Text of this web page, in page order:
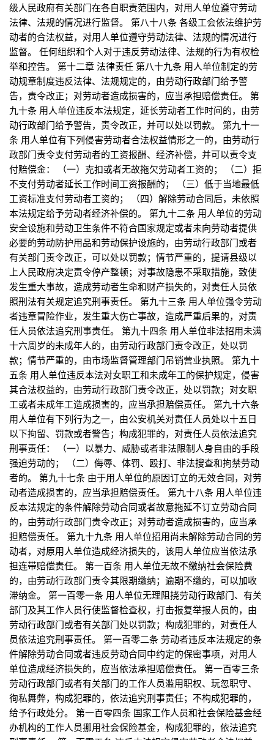
级人民政府有关部门在各自职责范围内，对用人单位遵守劳动
法律、法规的情况进行监督。 第八十八条 各级工会依法维护劳
动者的合法权益，对用人单位遵守劳动法律、法规的情况进行
监督。 任何组织和个人对于违反劳动法律、法规的行为有权检
举和控告。 第十二章 法律责任 第八十九条 用人单位制定的劳
动规章制度违反法律、法规规定的，由劳动行政部门给予警
告，责令改正；对劳动者造成损害的，应当承担赔偿责任。 第
九十条 用人单位违反本法规定，延长劳动者工作时间的，由劳
动行政部门给予警告，责令改正，并可以处以罚款。 第九十一
条 用人单位有下列侵害劳动者合法权益情形之一的，由劳动行
政部门责令支付劳动者的工资报酬、经济补偿，并可以责令支
付赔偿金： （一）克扣或者无故拖欠劳动者工资的； （二）拒
不支付劳动者延长工作时间工资报酬的； （三）低于当地最低
工资标准支付劳动者工资的； （四）解除劳动合同后，未依照
本法规定给予劳动者经济补偿的。 第九十二条 用人单位的劳动
安全设施和劳动卫生条件不符合国家规定或者未向劳动者提供
必要的劳动防护用品和劳动保护设施的，由劳动行政部门或者
有关部门责令改正，可以处以罚款；情节严重的，提请县级以
上人民政府决定责令停产整顿；对事故隐患不采取措施，致使
发生重大事故，造成劳动者生命和财产损失的，对责任人员依
照刑法有关规定追究刑事责任。 第九十三条 用人单位强令劳动
者违章冒险作业，发生重大伤亡事故，造成严重后果的，对责
任人员依法追究刑事责任。 第九十四条 用人单位非法招用未满
十六周岁的未成年人的，由劳动行政部门责令改正，处以罚
款；情节严重的，由市场监督管理部门吊销营业执照。 第九十
五条 用人单位违反本法对女职工和未成年工的保护规定，侵害
其合法权益的，由劳动行政部门责令改正，处以罚款；对女职
工或者未成年工造成损害的，应当承担赔偿责任。 第九十六条
用人单位有下列行为之一，由公安机关对责任人员处以十五日
以下拘留、罚款或者警告；构成犯罪的，对责任人员依法追究
刑事责任： （一）以暴力、威胁或者非法限制人身自由的手段
强迫劳动的； （二）侮辱、体罚、殴打、非法搜查和拘禁劳动
者的。 第九十七条 由于用人单位的原因订立的无效合同，对劳
动者造成损害的，应当承担赔偿责任。 第九十八条 用人单位违
反本法规定的条件解除劳动合同或者故意拖延不订立劳动合同
的，由劳动行政部门责令改正；对劳动者造成损害的，应当承
担赔偿责任。 第九十九条 用人单位招用尚未解除劳动合同的劳
动者，对原用人单位造成经济损失的，该用人单位应当依法承
担连带赔偿责任。 第一百条 用人单位无故不缴纳社会保险费
的，由劳动行政部门责令其限期缴纳；逾期不缴的，可以加收
滞纳金。 第一百零一条 用人单位无理阻挠劳动行政部门、有关
部门及其工作人员行使监督检查权，打击报复举报人员的，由
劳动行政部门或者有关部门处以罚款；构成犯罪的，对责任人
员依法追究刑事责任。 第一百零二条 劳动者违反本法规定的条
件解除劳动合同或者违反劳动合同中约定的保密事项，对用人
单位造成经济损失的，应当依法承担赔偿责任。 第一百零三条
劳动行政部门或者有关部门的工作人员滥用职权、玩忽职守、
徇私舞弊，构成犯罪的，依法追究刑事责任；不构成犯罪的，
给予行政处分。 第一百零四条 国家工作人员和社会保险基金经
办机构的工作人员挪用社会保险基金，构成犯罪的，依法追究